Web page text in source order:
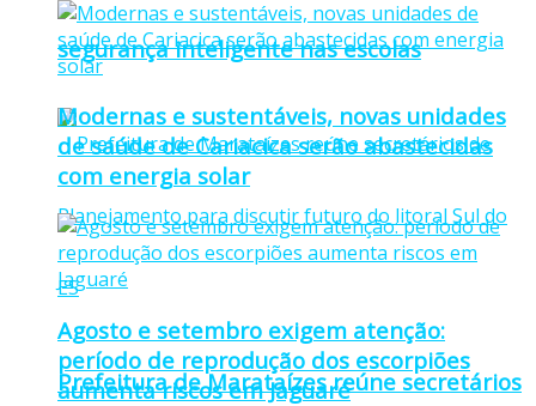
segurança inteligente nas escolas
Prefeitura de Marataízes reúne secretários
Modernas e sustentáveis, novas unidades
de saúde de Cariacica serão abastecidas
com energia solar
Agosto e setembro exigem atenção:
período de reprodução dos escorpiões
aumenta riscos em Jaguaré